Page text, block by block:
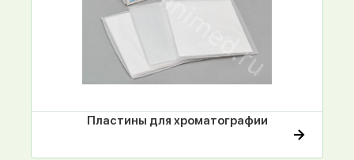
Пластины для хроматографии